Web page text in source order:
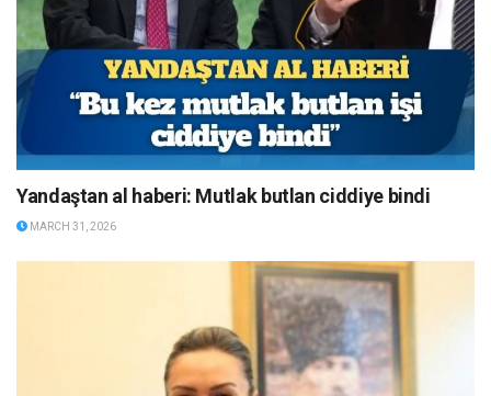
Yandaştan al haberi: Mutlak butlan ciddiye bindi
MARCH 31, 2026